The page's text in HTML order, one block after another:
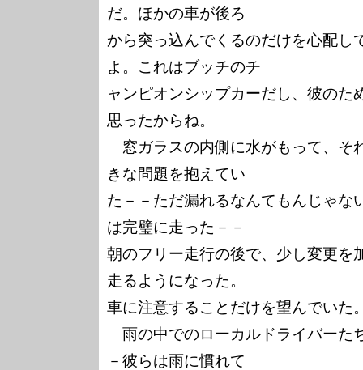
だ。ほかの車が後ろ
から突っ込んでくるのだけを心配し
よ。これはブッチのチ
ャンピオンシップカーだし、彼のた
思ったからね。
窓ガラスの内側に水がもって、そ
きな問題を抱えてい
た－－ただ漏れるなんてもんじゃな
は完璧に走った－－
朝のフリー走行の後で、少し変更を
走るようになった。
車に注意することだけを望んでいた
雨の中でのローカルドライバーた
－彼らは雨に慣れて